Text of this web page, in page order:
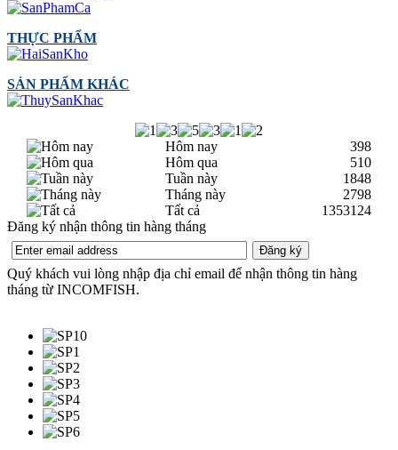
THỰC PHẨM
SẢN PHẨM KHÁC
Hôm nay
398
Hôm qua
510
Tuần này
1848
Tháng này
2798
Tất cả
1353124
Đăng ký nhận thông tin hàng tháng
Quý khách vui lòng nhập địa chỉ email để nhận thông tin hàng
tháng từ INCOMFISH.